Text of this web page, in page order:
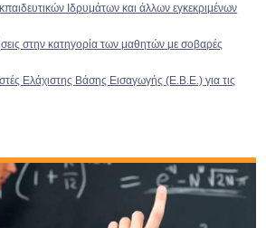
Ιδρυμάτων και άλλων εγκεκριμένων
στην κατηγορία των μαθητών με σοβαρές
Ελάχιστης Βάσης Εισαγωγής (Ε.Β.Ε.) για τις